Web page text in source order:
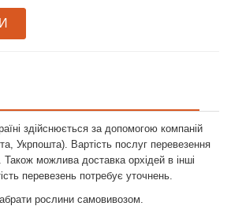
здійснюється за допомогою компаній
Укрпошта). Вартість послуг перевезення
можлива доставка орхідей в інші
перевезень потребує уточнень.
рослини самовивозом.